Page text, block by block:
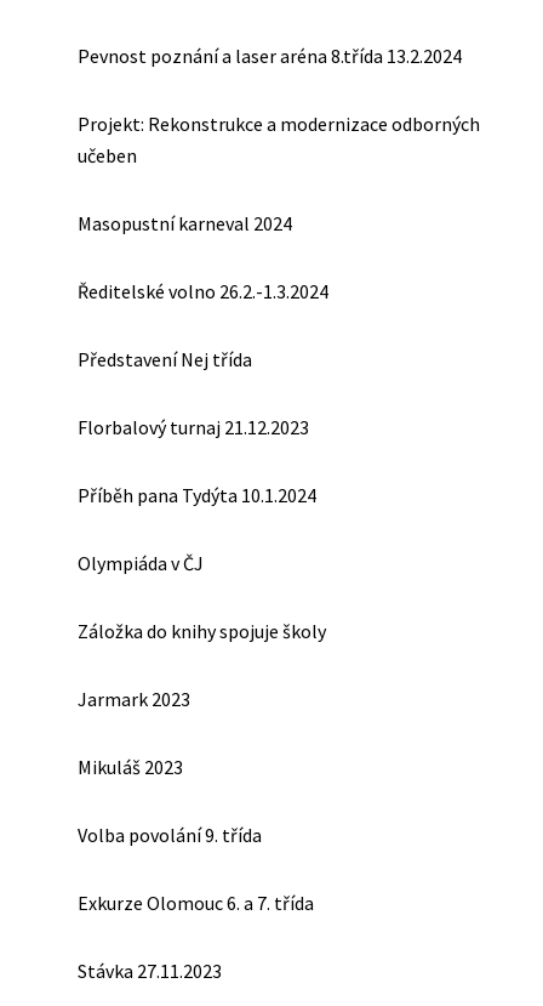
Pevnost poznání a laser aréna 8.třída 13.2.2024
Projekt: Rekonstrukce a modernizace odborných
učeben
Masopustní karneval 2024
Ředitelské volno 26.2.-1.3.2024
Představení Nej třída
Florbalový turnaj 21.12.2023
Příběh pana Tydýta 10.1.2024
Olympiáda v ČJ
Záložka do knihy spojuje školy
Jarmark 2023
Mikuláš 2023
Volba povolání 9. třída
Exkurze Olomouc 6. a 7. třída
Stávka 27.11.2023